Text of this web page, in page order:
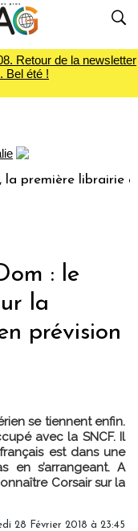
Retour de la newsletter
Bel été !
librairie du voyage
: le
la
prévision
se tiennent enfin.
avec la SNCF. Il
est dans une
s’arrangeant. A
Corsair sur la
28 Février 2018 à 23:45